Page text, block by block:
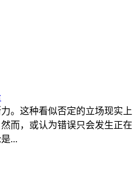
。这种看似否定的立场现实上
而，或认为错误只会发生正在
...